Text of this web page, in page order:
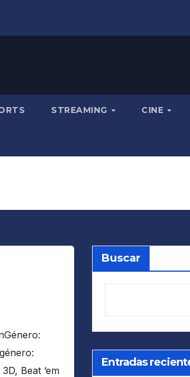
STREAMING CINE
Beat ‘em
Buscar
Entradas